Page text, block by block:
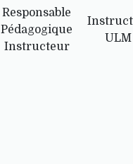
Responsable
Pédagogique
Instructeur